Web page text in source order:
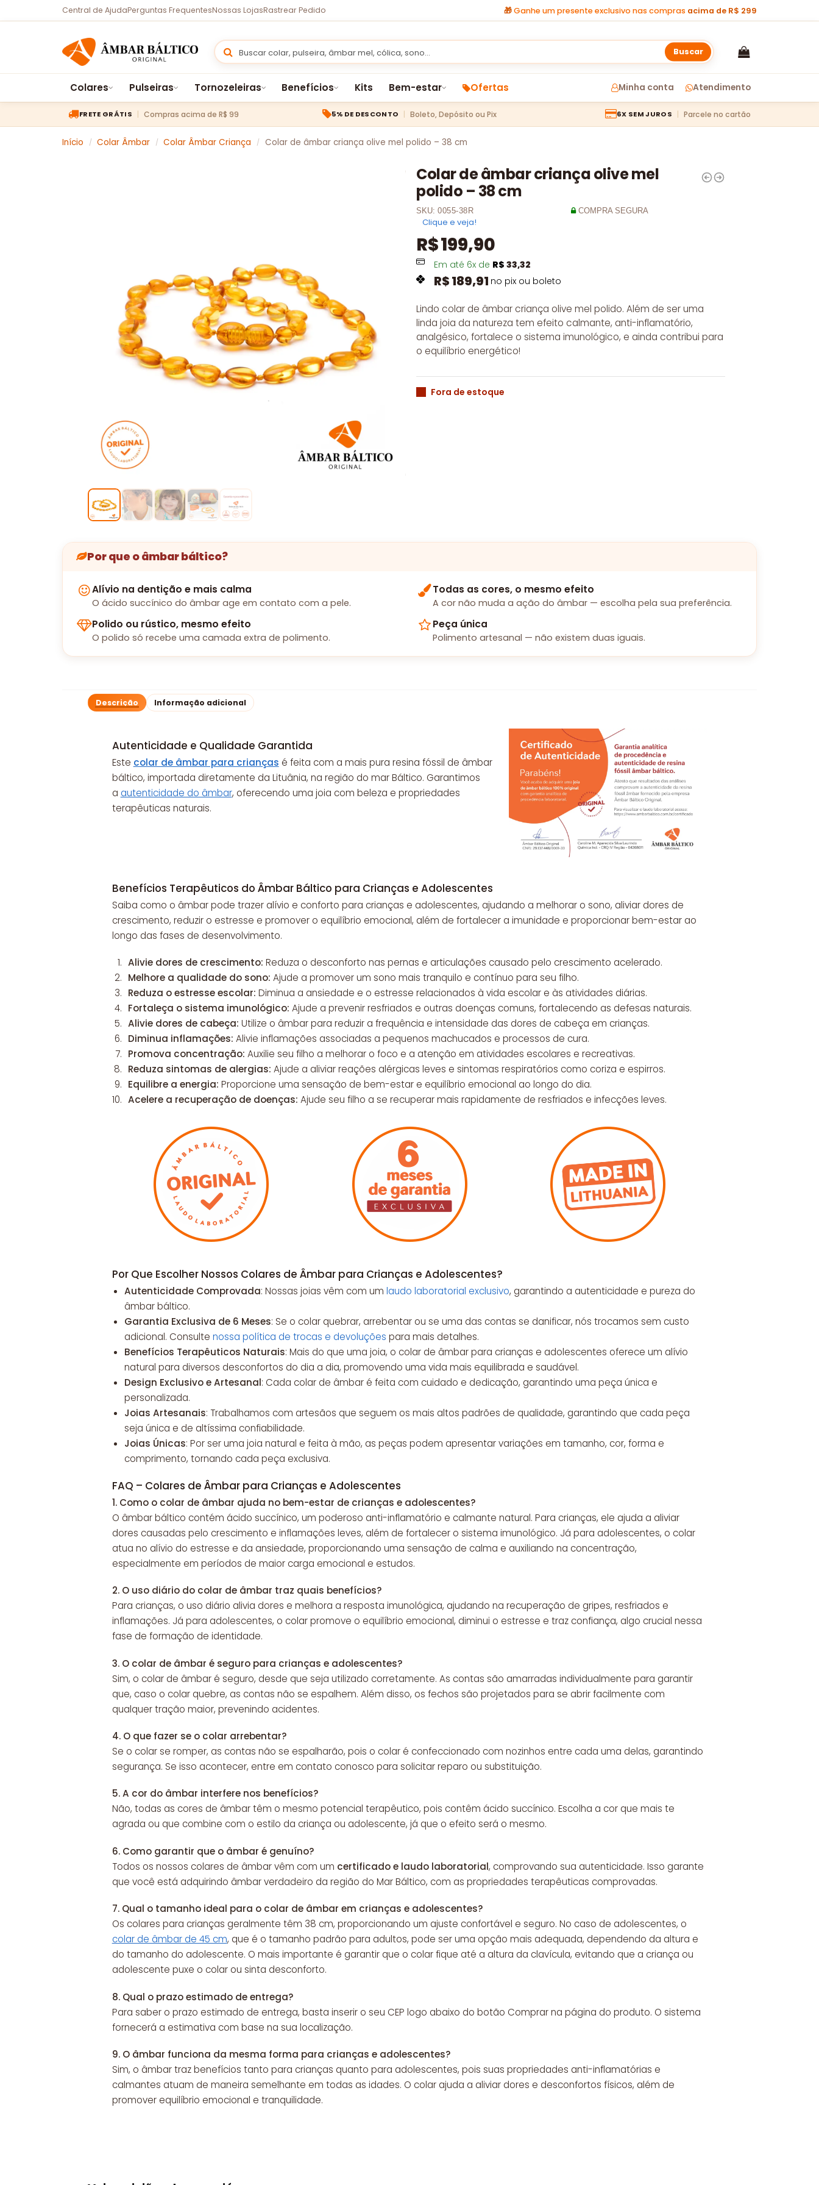
Central de AjudaPerguntas FrequentesNossas LojasRastrear Pedido 🎁Ganhe um presente exclusivo nas compras acima de R$ 299
Buscar
Colares Pulseiras Tornozeleiras Benefícios Kits Bem-estar Ofertas Minha conta Atendimento
FRETE GRÁTIS Compras acima de R$ 99 5% DE DESCONTO Boleto, Depósito ou Pix 6X SEM JUROS Parcele no cartão
Início / Colar Âmbar / Colar Âmbar Criança / Colar de âmbar criança olive mel polido – 38 cm
Colar de âmbar criança olive mel
polido – 38 cm
SKU:0055-38R COMPRA SEGURA
Clique e veja!
R$199,90
Em até 6x de R$ 33,32
R$189,91 no pix ou boleto
Lindo colar de âmbar criança olive mel polido. Além de ser uma
linda joia da natureza tem efeito calmante, anti-inflamatório,
analgésico, fortalece o sistema imunológico, e ainda contribui para
o equilíbrio energético!
Fora de estoque
Por que o âmbar báltico?
Alívio na dentição e mais calma
O ácido succínico do âmbar age em contato com a pele.
Todas as cores, o mesmo efeito
A cor não muda a ação do âmbar — escolha pela sua preferência.
Polido ou rústico, mesmo efeito
O polido só recebe uma camada extra de polimento.
Peça única
Polimento artesanal — não existem duas iguais.
Descrição Informação adicional
Autenticidade e Qualidade Garantida
Este colar de âmbar para crianças é feita com a mais pura resina fóssil de âmbar
báltico, importada diretamente da Lituânia, na região do mar Báltico. Garantimos
a autenticidade do âmbar, oferecendo uma joia com beleza e propriedades
terapêuticas naturais.
Benefícios Terapêuticos do Âmbar Báltico para Crianças e Adolescentes
Saiba como o âmbar pode trazer alívio e conforto para crianças e adolescentes, ajudando a melhorar o sono, aliviar dores de
crescimento, reduzir o estresse e promover o equilíbrio emocional, além de fortalecer a imunidade e proporcionar bem-estar ao
longo das fases de desenvolvimento.
Alivie dores de crescimento: Reduza o desconforto nas pernas e articulações causado pelo crescimento acelerado.
Melhore a qualidade do sono: Ajude a promover um sono mais tranquilo e contínuo para seu filho.
Reduza o estresse escolar: Diminua a ansiedade e o estresse relacionados à vida escolar e às atividades diárias.
Fortaleça o sistema imunológico: Ajude a prevenir resfriados e outras doenças comuns, fortalecendo as defesas naturais.
Alivie dores de cabeça: Utilize o âmbar para reduzir a frequência e intensidade das dores de cabeça em crianças.
Diminua inflamações: Alivie inflamações associadas a pequenos machucados e processos de cura.
Promova concentração: Auxilie seu filho a melhorar o foco e a atenção em atividades escolares e recreativas.
Reduza sintomas de alergias: Ajude a aliviar reações alérgicas leves e sintomas respiratórios como coriza e espirros.
Equilibre a energia: Proporcione uma sensação de bem-estar e equilíbrio emocional ao longo do dia.
Acelere a recuperação de doenças: Ajude seu filho a se recuperar mais rapidamente de resfriados e infecções leves.
Por Que Escolher Nossos Colares de Âmbar para Crianças e Adolescentes?
Autenticidade Comprovada: Nossas joias vêm com um laudo laboratorial exclusivo, garantindo a autenticidade e pureza do
âmbar báltico.
Garantia Exclusiva de 6 Meses: Se o colar quebrar, arrebentar ou se uma das contas se danificar, nós trocamos sem custo
adicional. Consulte nossa política de trocas e devoluções para mais detalhes.
Benefícios Terapêuticos Naturais: Mais do que uma joia, o colar de âmbar para crianças e adolescentes oferece um alívio
natural para diversos desconfortos do dia a dia, promovendo uma vida mais equilibrada e saudável.
Design Exclusivo e Artesanal: Cada colar de âmbar é feita com cuidado e dedicação, garantindo uma peça única e
personalizada.
Joias Artesanais: Trabalhamos com artesãos que seguem os mais altos padrões de qualidade, garantindo que cada peça
seja única e de altíssima confiabilidade.
Joias Únicas: Por ser uma joia natural e feita à mão, as peças podem apresentar variações em tamanho, cor, forma e
comprimento, tornando cada peça exclusiva.
FAQ – Colares de Âmbar para Crianças e Adolescentes
1. Como o colar de âmbar ajuda no bem-estar de crianças e adolescentes?
O âmbar báltico contém ácido succínico, um poderoso anti-inflamatório e calmante natural. Para crianças, ele ajuda a aliviar
dores causadas pelo crescimento e inflamações leves, além de fortalecer o sistema imunológico. Já para adolescentes, o colar
atua no alívio do estresse e da ansiedade, proporcionando uma sensação de calma e auxiliando na concentração,
especialmente em períodos de maior carga emocional e estudos.
2. O uso diário do colar de âmbar traz quais benefícios?
Para crianças, o uso diário alivia dores e melhora a resposta imunológica, ajudando na recuperação de gripes, resfriados e
inflamações. Já para adolescentes, o colar promove o equilíbrio emocional, diminui o estresse e traz confiança, algo crucial nessa
fase de formação de identidade.
3. O colar de âmbar é seguro para crianças e adolescentes?
Sim, o colar de âmbar é seguro, desde que seja utilizado corretamente. As contas são amarradas individualmente para garantir
que, caso o colar quebre, as contas não se espalhem. Além disso, os fechos são projetados para se abrir facilmente com
qualquer tração maior, prevenindo acidentes.
4. O que fazer se o colar arrebentar?
Se o colar se romper, as contas não se espalharão, pois o colar é confeccionado com nozinhos entre cada uma delas, garantindo
segurança. Se isso acontecer, entre em contato conosco para solicitar reparo ou substituição.
5.A cor do âmbar interfere nos benefícios?
Não, todas as cores de âmbar têm o mesmo potencial terapêutico, pois contêm ácido succínico. Escolha a cor que mais te
agrada ou que combine com o estilo da criança ou adolescente, já que o efeito será o mesmo.
6. Como garantir que o âmbar é genuíno?
Todos os nossos colares de âmbar vêm com um certificado e laudo laboratorial, comprovando sua autenticidade. Isso garante
que você está adquirindo âmbar verdadeiro da região do Mar Báltico, com as propriedades terapêuticas comprovadas.
7. Qual o tamanho ideal para o colar de âmbar em crianças e adolescentes?
Os colares para crianças geralmente têm 38 cm, proporcionando um ajuste confortável e seguro. No caso de adolescentes, o
colar de âmbar de 45 cm, que é o tamanho padrão para adultos, pode ser uma opção mais adequada, dependendo da altura e
do tamanho do adolescente. O mais importante é garantir que o colar fique até a altura da clavícula, evitando que a criança ou
adolescente puxe o colar ou sinta desconforto.
8. Qual o prazo estimado de entrega?
Para saber o prazo estimado de entrega, basta inserir o seu CEP logo abaixo do botão Comprar na página do produto. O sistema
fornecerá a estimativa com base na sua localização.
9. O âmbar funciona da mesma forma para crianças e adolescentes?
Sim, o âmbar traz benefícios tanto para crianças quanto para adolescentes, pois suas propriedades anti-inflamatórias e
calmantes atuam de maneira semelhante em todas as idades. O colar ajuda a aliviar dores e desconfortos físicos, além de
promover equilíbrio emocional e tranquilidade.